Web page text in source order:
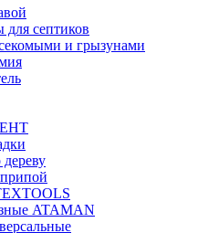
для септиков
и грызунами
ATAMAN